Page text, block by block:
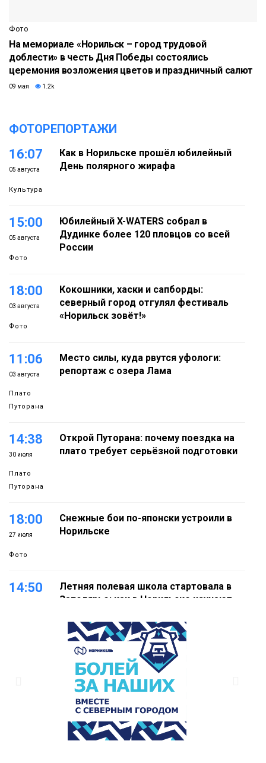
Фото
На мемориале «Норильск – город трудовой
доблести» в честь Дня Победы состоялись
церемония возложения цветов и праздничный салют
09 мая 1.2k
ФОТОРЕПОРТАЖИ
16:07
05 августа
Культура
Как в Норильске прошёл юбилейный
День полярного жирафа
15:00
05 августа
Фото
Юбилейный X-WATERS собрал в
Дудинке более 120 пловцов со всей
России
18:00
03 августа
Фото
Кокошники, хаски и сапборды:
северный город отгулял фестиваль
«Норильск зовёт!»
11:06
03 августа
Плато
Путорана
Место силы, куда рвутся уфологи:
репортаж с озера Лама
14:38
30 июля
Плато
Путорана
Открой Путорана: почему поездка на
плато требует серьёзной подготовки
18:00
27 июля
Фото
Снежные бои по-японски устроили в
Норильске
14:50
Летняя полевая школа стартовала в
Заполярье: как в Норильске изучают
Автопарк АТО «ЦАТК» ЗФ «Норникеля»
пополнился новой техникой для
работы в условиях Заполярья
Пожарный кроссфит стал одним из
самых зрелищных событий